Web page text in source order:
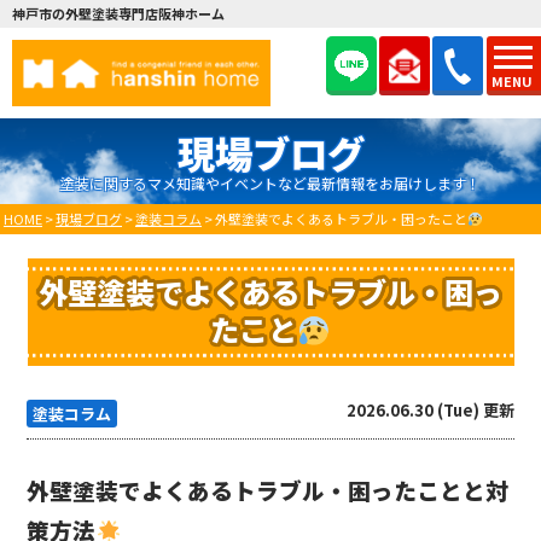
MENU
神戸市の外壁塗装専門店阪神ホーム
現場ブログ
塗装に関するマメ知識やイベントなど最新情報をお届けします！
HOME>現場ブログ>塗装コラム >外壁塗装でよくあるトラブル・困ったこと
外壁塗装でよくあるトラブル・困っ
たこと
塗装コラム 2026.06.30 (Tue) 更新
外壁塗装でよくあるトラブル・困ったことと対
策方法